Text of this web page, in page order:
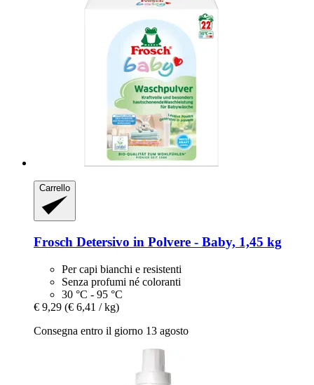
Carrello
Frosch Detersivo in Polvere -​ Baby, 1,45 kg
Per capi bianchi e resistenti
Senza profumi né coloranti
30 °C - 95 °C
€ 9,29 (€ 6,41 / kg)
Consegna entro il giorno 13 agosto